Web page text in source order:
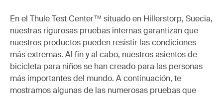
En el Thule Test Center™ situado en Hillerstorp, Suecia,
nuestras rigurosas pruebas internas garantizan que
nuestros productos pueden resistir las condiciones
más extremas. Al fin y al cabo, nuestros asientos de
bicicleta para niños se han creado para las personas
más importantes del mundo. A continuación, te
mostramos algunas de las numerosas pruebas que